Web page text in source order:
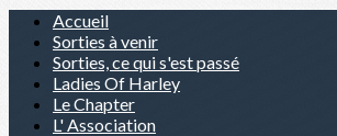
Accueil
Sorties à venir
Sorties, ce qui s'est passé
Ladies Of Harley
Le Chapter
L' Association